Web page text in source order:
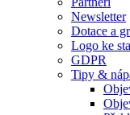
Newsletter
Dotace a
Logo ke
GDPR
Tipy &